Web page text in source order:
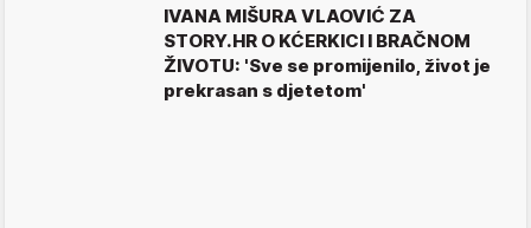
IVANA MIŠURA VLAOVIĆ ZA
STORY.HR O KĆERKICI I BRAČNOM
ŽIVOTU: 'Sve se promijenilo, život je
prekrasan s djetetom'